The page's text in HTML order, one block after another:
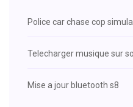
Police car chase cop
Telecharger musique sur
Mise a jour bluetooth s8